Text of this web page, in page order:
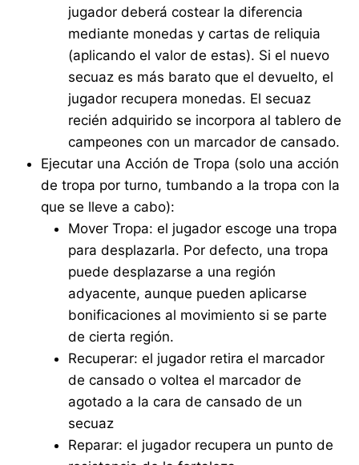
jugador deberá costear la diferencia
mediante monedas y cartas de reliquia
(aplicando el valor de estas). Si el nuevo
secuaz es más barato que el devuelto, el
jugador recupera monedas. El secuaz
recién adquirido se incorpora al tablero de
campeones con un marcador de cansado.
Ejecutar una Acción de Tropa (solo una acción
de tropa por turno, tumbando a la tropa con la
que se lleve a cabo):
Mover Tropa: el jugador escoge una tropa
para desplazarla. Por defecto, una tropa
puede desplazarse a una región
adyacente, aunque pueden aplicarse
bonificaciones al movimiento si se parte
de cierta región.
Recuperar: el jugador retira el marcador
de cansado o voltea el marcador de
agotado a la cara de cansado de un
secuaz
Reparar: el jugador recupera un punto de